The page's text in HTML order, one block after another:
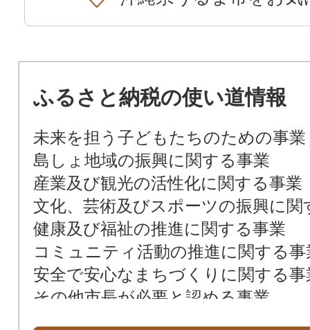
ふるさと納税の使い道情報
未来を担う子どもたちのための事業
島しょ地域の振興に関する事業
産業及び観光の活性化に関する事業
文化、芸術及びスポーツの振興に関
健康及び福祉の推進に関する事業
コミュニティ活動の推進に関する事
安全で安心なまちづくりに関する事
その他市長が必要と認める事業